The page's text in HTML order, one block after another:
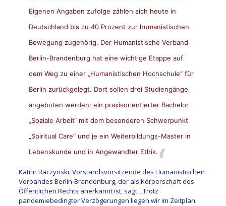
Eigenen Angaben zufolge zählen sich heute in
Deutschland bis zu 40 Prozent zur humanistischen
Bewegung zugehörig. Der Humanistische Verband
Berlin-Brandenburg hat eine wichtige Etappe auf
dem Weg zu einer „Humanistischen Hochschule“ für
Berlin zurückgelegt. Dort sollen drei Studiengänge
angeboten werden: ein praxisorientierter Bachelor
„Soziale Arbeit“ mit dem besonderen Schwerpunkt
„Spiritual Care“ und je ein Weiterbildungs-Master in
Lebenskunde und in Angewandter Ethik.
Katrin Raczynski, Vorstandsvorsitzende des Humanistischen
Verbandes Berlin-Brandenburg, der als Körperschaft des
Öffentlichen Rechts anerkannt ist, sagt: „Trotz
pandemiebedingter Verzögerungen liegen wir im Zeitplan.